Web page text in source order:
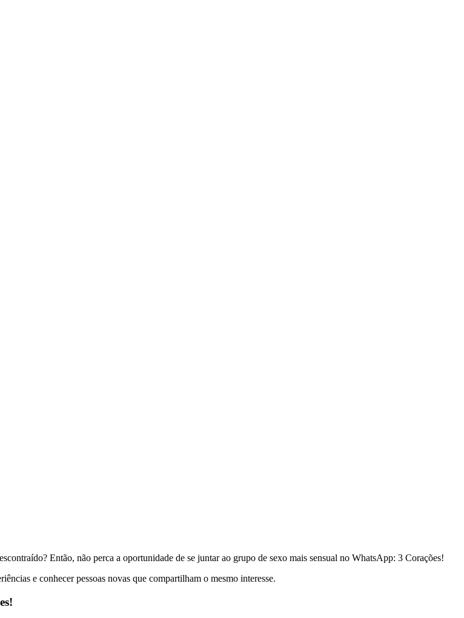
Então, não perca a oportunidade de se juntar ao grupo de sexo mais sensual no WhatsApp: 3 Corações!
e conhecer pessoas novas que compartilham o mesmo interesse.